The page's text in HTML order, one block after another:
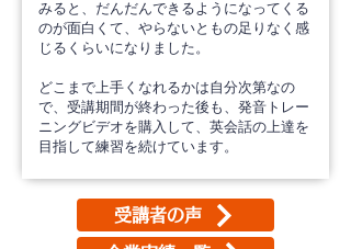
みると、だんだんできるようになってくる
のが面白くて、やらないともの足りなく感
じるくらいになりました。
どこまで上手くなれるかは自分次第なの
で、受講期間が終わった後も、発音トレー
ニングビデオを購入して、英会話の上達を
目指して練習を続けています。
受講者の声